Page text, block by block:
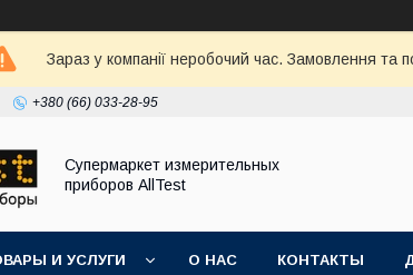
Зараз у компанії неробочий час. Замовлення та
+380 (66) 033-28-95
Супермаркет измерительных
приборов AllTest
И УСЛУГИ О НАС КОНТАКТЫ